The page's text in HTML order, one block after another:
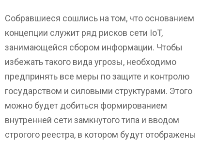
Собравшиеся сошлись на том, что основанием
концепции служит ряд рисков сети IoT,
занимающейся сбором информации. Чтобы
избежать такого вида угрозы, необходимо
предпринять все меры по защите и контролю
государством и силовыми структурами. Этого
можно будет добиться формированием
внутренней сети замкнутого типа и вводом
строгого реестра, в котором будут отображены